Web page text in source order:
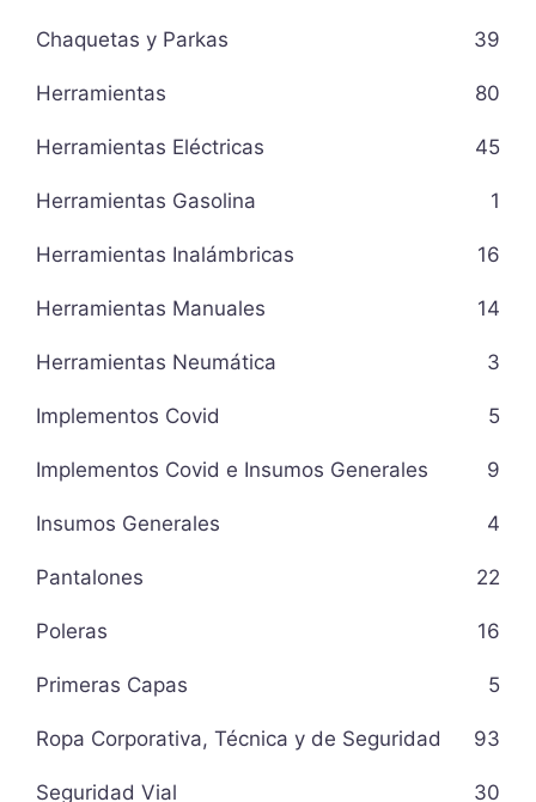
Chaquetas y Parkas 39
Herramientas 80
Herramientas Eléctricas 45
Herramientas Gasolina 1
Herramientas Inalámbricas 16
Herramientas Manuales 14
Herramientas Neumática 3
Implementos Covid 5
Implementos Covid e Insumos Generales 9
Insumos Generales 4
Pantalones 22
Poleras 16
Primeras Capas 5
Ropa Corporativa, Técnica y de Seguridad 93
Seguridad Vial 30